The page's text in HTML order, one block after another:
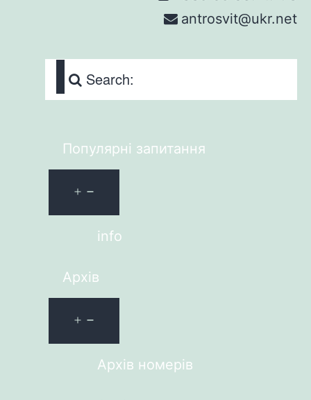
antrosvit@ukr.net
Search:
Популярні запитання
info
Архів
Архів номерів